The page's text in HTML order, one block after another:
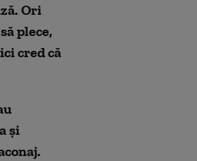
Ori
plece,
cred că
și